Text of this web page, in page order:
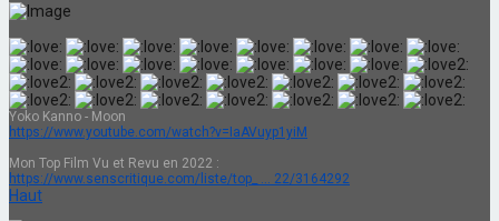
Yoko Kanno - Moon
https://www.youtube.com/watch?v=IaAVuyp1yiM
Mon Top Film Vu et Revu en 2022 :
https://www.senscritique.com/liste/top_ ... 22/3164292
Haut